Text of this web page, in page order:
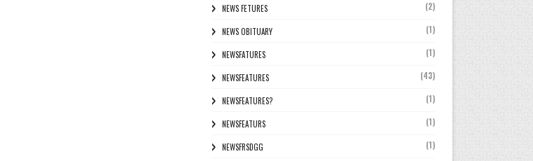
NEWS FETURES (2)
NEWS OBITUARY (1)
NEWSFATURES (1)
NEWSFEATURES (43)
NEWSFEATURES? (1)
NEWSFEATURS (1)
NEWSFRSDGG (1)